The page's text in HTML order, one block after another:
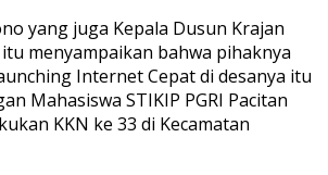
yang juga Kepala Dusun Krajan
menyampaikan bahwa pihaknya
Internet Cepat di desanya itu
Mahasiswa STIKIP PGRI Pacitan
KKN ke 33 di Kecamatan